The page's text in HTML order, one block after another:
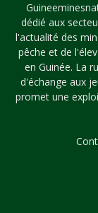
dédié aux
l'actualité des
pêche et de
en Guinée. La
d'échange aux
promet une